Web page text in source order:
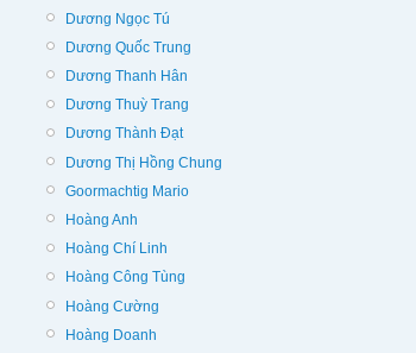
Dương Ngọc Tú
Dương Quốc Trung
Dương Thanh Hân
Dương Thuỳ Trang
Dương Thành Đạt
Dương Thị Hồng Chung
Goormachtig Mario
Hoàng Anh
Hoàng Chí Linh
Hoàng Công Tùng
Hoàng Cường
Hoàng Doanh